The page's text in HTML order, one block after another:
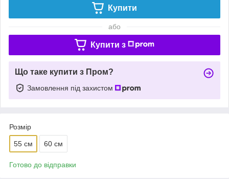
Купити
або
Купити з
Що таке купити з Пром?
Замовлення під захистом
Розмір
55 см 60 см
Готово до відправки